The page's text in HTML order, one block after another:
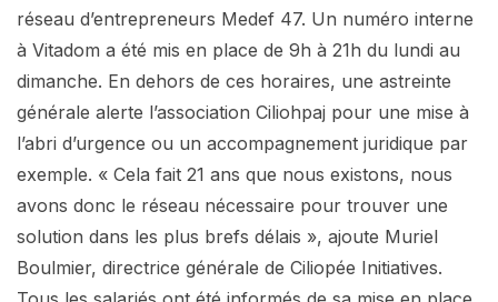
réseau d’entrepreneurs Medef 47. Un numéro interne
à Vitadom a été mis en place de 9h à 21h du lundi au
dimanche. En dehors de ces horaires, une astreinte
générale alerte l’association Ciliohpaj pour une mise à
l’abri d’urgence ou un accompagnement juridique par
exemple. « Cela fait 21 ans que nous existons, nous
avons donc le réseau nécessaire pour trouver une
solution dans les plus brefs délais », ajoute Muriel
Boulmier, directrice générale de Ciliopée Initiatives.